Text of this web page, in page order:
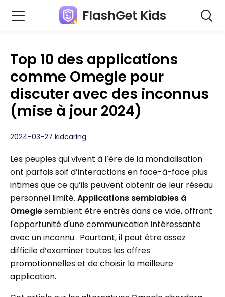
FlashGet Kids
Top 10 des applications
comme Omegle pour
discuter avec des inconnus
(mise à jour 2024)
2024-03-27 kidcaring
Les peuples qui vivent à l’ère de la mondialisation
ont parfois soif d’interactions en face-à-face plus
intimes que ce qu’ils peuvent obtenir de leur réseau
personnel limité. Applications semblables à
Omeglesemblent être entrés dans ce vide, offrant
l'opportunité d'une communication intéressante
avec un inconnu . Pourtant, il peut être assez
difficile d’examiner toutes les offres
promotionnelles et de choisir la meilleure
application.